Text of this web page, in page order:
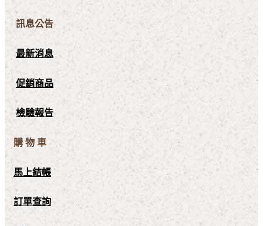
訊息公告
最新消息
促銷商品
檢驗報告
購 物 車
馬上結帳
訂單查詢